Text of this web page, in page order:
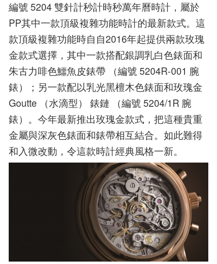
編號 5204 雙針計秒計時秒萬年曆時計，屬於
PP其中一款頂級複雜功能時計的最新款式。這
款頂級複雜功能時自自2016年起提供兩款玫瑰
金款式選擇，其中一款搭配銀調乳白色錶面和
朱古力啡色鱷魚皮錶帶 （編號 5204R-001 腕
錶）；另一款配以乳光黑檀木色錶面和玫瑰金
Goutte （水滴型） 錶鏈 （編號 5204/1R 腕
錶）。今年最新推出玫瑰金款式，把這種貴重
金屬與深灰色錶面和錶帶相互結合。如此難得
和入微改動，令這款時計經典風格一新。